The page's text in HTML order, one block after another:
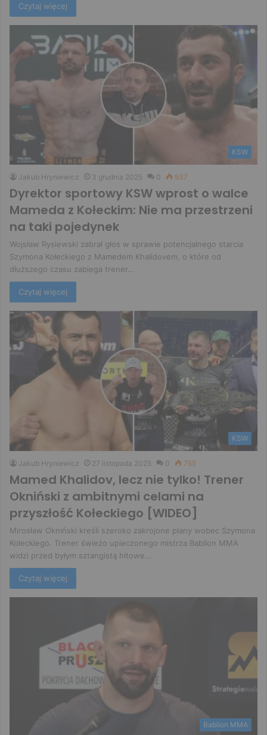
Czytaj więcej
KSW
Jakub Hryniewicz 3 grudnia 2025 0 937
Dyrektor sportowy KSW wprost o walce
Mameda z Kołeckim: Nie ma przestrzeni
na taki pojedynek
Wojsław Rysiewski zabrał głos w sprawie potencjalnego starcia
Szymona Kołeckiego z Mamedem Khalidovem, o które od
dłuższego czasu zabiega trener…
Czytaj więcej
KSW
Jakub Hryniewicz 27 listopada 2025 0 755
Mamed Khalidov, lecz nie tylko! Trener
Okniński z ambitnymi celami na
przyszłość Kołeckiego [WIDEO]
Mirosław Okniński kreśli szeroko zakrojone plany wobec Szymona
Kołeckiego. Trener świeżo upieczonego mistrza Babilon MMA
widzi przed byłym sztangistą hitowe…
Czytaj więcej
Babilon MMA